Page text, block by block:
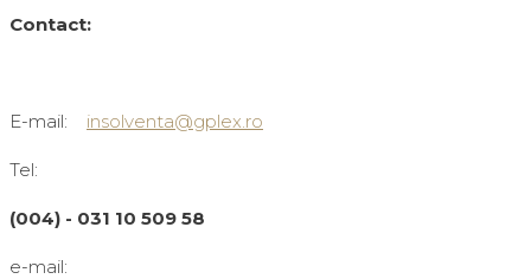
Contact:
E-mail: insolventa@gplex.ro
Tel:
(004) - 031 10 509 58
e-mail: